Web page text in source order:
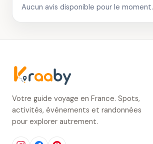
Aucun avis disponible pour le moment.
Votre guide voyage en France. Spots,
activités, événements et randonnées
pour explorer autrement.